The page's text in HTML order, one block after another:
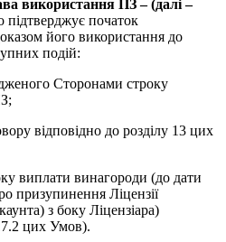
використання ПЗ – (далі –
початок
його використання до
подій:
Сторонами строку
відповідно до розділу 13 цих
виплати винагороди (до дати
призупинення Ліцензії
з боку Ліцензіара)
цих Умов).